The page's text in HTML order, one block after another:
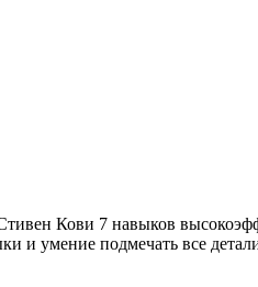
Кови 7 навыков
и умение подмечать все